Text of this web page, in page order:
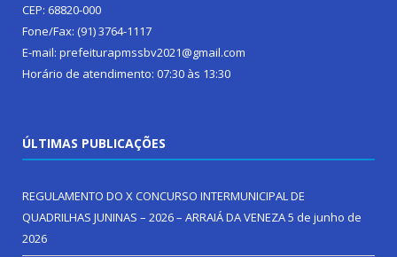
CEP: 68820-000
Fone/Fax: (91) 3764-1117
E-mail: prefeiturapmssbv2021@gmail.com
Horário de atendimento: 07:30 às 13:30
ÚLTIMAS PUBLICAÇÕES
REGULAMENTO DO X CONCURSO INTERMUNICIPAL DE
QUADRILHAS JUNINAS – 2026 – ARRAIÁ DA VENEZA5 de junho de
2026